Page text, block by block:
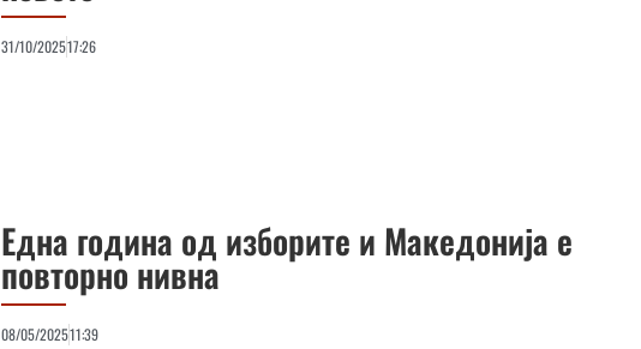
31/10/202517:26
Една година од изборите и Македонија е
повторно нивна
08/05/202511:39